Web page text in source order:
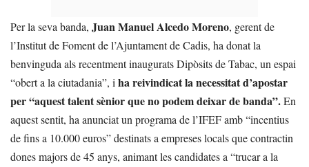
Per la seva banda, Juan Manuel Alcedo Moreno, gerent de
l’Institut de Foment de l’Ajuntament de Cadis, ha donat la
benvinguda als recentment inaugurats Dipòsits de Tabac, un espai
“obert a la ciutadania”, iha reivindicat la necessitat d’apostar
per “aquest talent sènior que no podem deixar de banda”.En
aquest sentit, ha anunciat un programa de l’IFEF amb “incentius
de fins a 10.000 euros” destinats a empreses locals que contractin
dones majors de 45 anys, animant les candidates a “trucar a la